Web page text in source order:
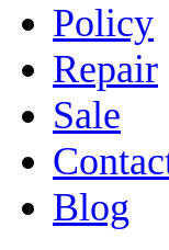
Policy
Repair
Sale
Blog